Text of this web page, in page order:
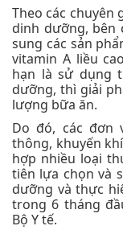
Theo các chuyên
dinh dưỡng, bên
sung các sản
vitamin A liều
hạn là sử dụng
dưỡng, thì giải
lượng bữa ăn.
Do đó, các đơn
thông, khuyến
hợp nhiều loại
tiên lựa chọn và
dưỡng và thực
trong 6 tháng
Bộ Y tế.